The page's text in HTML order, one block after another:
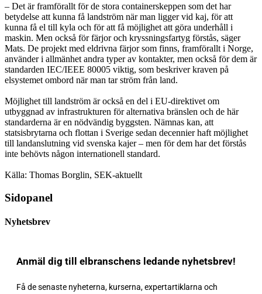
– Det är framförallt för de stora containerskeppen som det har
betydelse att kunna få landström när man ligger vid kaj, för att
kunna få el till kyla och för att få möjlighet att göra underhåll i
maskin. Men också för färjor och kryssningsfartyg förstås, säger
Mats. De projekt med eldrivna färjor som finns, framförallt i Norge,
använder i allmänhet andra typer av kontakter, men också för dem är
standarden IEC/IEEE 80005 viktig, som beskriver kraven på
elsystemet ombord när man tar ström från land.
Möjlighet till landström är också en del i EU-direktivet om
utbyggnad av infrastrukturen för alternativa bränslen och de här
standarderna är en nödvändig byggsten. Nämnas kan, att
statsisbrytarna och flottan i Sverige sedan decennier haft möjlighet
till landanslutning vid svenska kajer – men för dem har det förstås
inte behövts någon internationell standard.
Källa: Thomas Borglin, SEK-aktuellt
Sidopanel
Nyhetsbrev
Anmäl dig till elbranschens ledande nyhetsbrev!
Få de senaste nyheterna, kurserna, expertartiklarna och